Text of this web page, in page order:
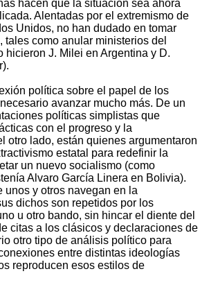
hacen que la situación sea ahora
Alentadas por el extremismo de
Unidos, no han dudado en tomar
tales como anular ministerios del
hicieron J. Milei en Argentina y D.
política sobre el papel de los
avanzar mucho más. De un
políticas simplistas que
con el progreso y la
otro lado, están quienes argumentaron
estatal para redefinir la
un nuevo socialismo (como
Alvaro García Linera en Bolivia).
unos y otros navegan en la
dichos son repetidos por los
u otro bando, sin hincar el diente del
citas a los clásicos y declaraciones de
otro tipo de análisis político para
entre distintas ideologías
reproducen esos estilos de